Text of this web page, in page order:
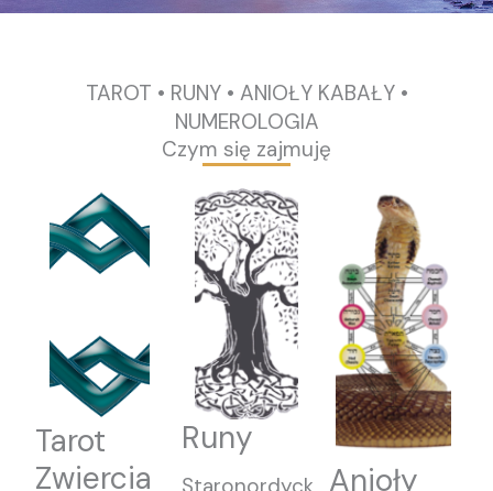
TAROT • RUNY • ANIOŁY KABAŁY •
NUMEROLOGIA
Czym się zajmuję
Tarot
Zwiercia
Runy
Anioły